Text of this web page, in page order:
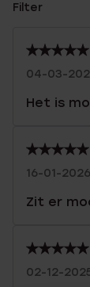
Filter
04-03-
Het is
16-01-
Zit er
02-12-